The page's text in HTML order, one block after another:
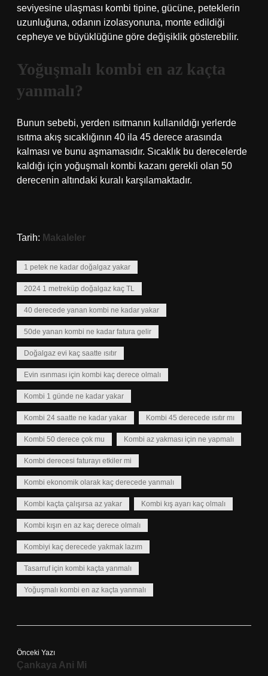
seviyesine ulaşması kombi tipine, gücüne, peteklerin
uzunluğuna, odanın izolasyonuna, monte edildiği
cepheye ve büyüklüğüne göre değişiklik gösterebilir.
Yoğuşmalı kombi en az kaçta
yanmalı?
Bunun sebebi, yerden ısıtmanın kullanıldığı yerlerde
ısıtma akış sıcaklığının 40 ila 45 derece arasında
kalması ve bunu aşmamasıdır. Sıcaklık bu derecelerde
kaldığı için yoğuşmalı kombi kazanı gerekli olan 50
derecenin altındaki kuralı karşılamaktadır.
Tarih: Makaleler
1 petek ne kadar doğalgaz yakar
2024 1 metreküp doğalgaz kaç TL
40 derecede yanan kombi ne kadar yakar
50de yanan kombi ne kadar fatura gelir
Doğalgaz evi kaç saatte ısıtır
Evin ısınması için kombi kaç derece olmalı
Kombi 1 günde ne kadar yakar
Kombi 24 saatte ne kadar yakar Kombi 45 derecede ısıtır mı
Kombi 50 derece çok mu Kombi az yakması için ne yapmalı
Kombi derecesi faturayı etkiler mi
Kombi ekonomik olarak kaç derecede yanmalı
Kombi kaçta çalışırsa az yakar Kombi kış ayarı kaç olmalı
Kombi kışın en az kaç derece olmalı
Kombiyi kaç derecede yakmak lazım
Tasarruf için kombi kaçta yanmalı
Yoğuşmalı kombi en az kaçta yanmalı
Önceki Yazı
Çankaya Ani Mi